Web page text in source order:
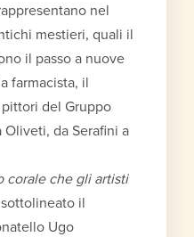
nel
mestieri, quali il
il passo a nuove
farmacista, il
del Gruppo
da Serafini a
corale che gli artisti
il
Ugo